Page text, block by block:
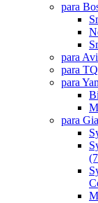
para
para
para TQ
para
para